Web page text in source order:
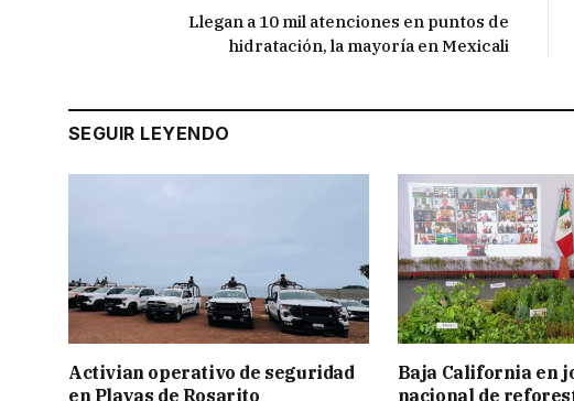
Llegan a 10 mil atenciones en puntos de
hidratación, la mayoría en Mexicali
SEGUIR LEYENDO
Activian operativo de seguridad
en Playas de Rosarito
Baja California en
nacional de